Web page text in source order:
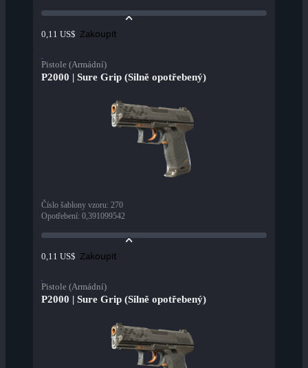
0,11 US$ Zakoupit
Pistole (Armádní)
P2000 | Sure Grip (Silně opotřebený)
Číslo šablony vzoru: 270
Opotřebení: 0,391099542
0,11 US$ Zakoupit
Pistole (Armádní)
P2000 | Sure Grip (Silně opotřebený)